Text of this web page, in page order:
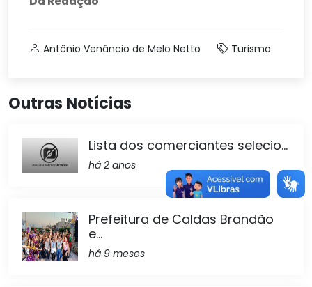
Antônio Venâncio de Melo Netto Turismo
Outras Notícias
Lista dos comerciantes selecio...
há 2 anos
Prefeitura de Caldas Brandão
e...
há 9 meses